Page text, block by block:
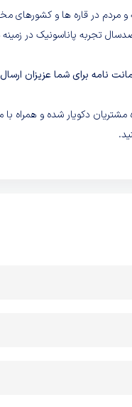
و مردم در قاره ها و
تجربه پاناسونیک در
نامه برای شما عزیزان
مشتریان دکویار شده و